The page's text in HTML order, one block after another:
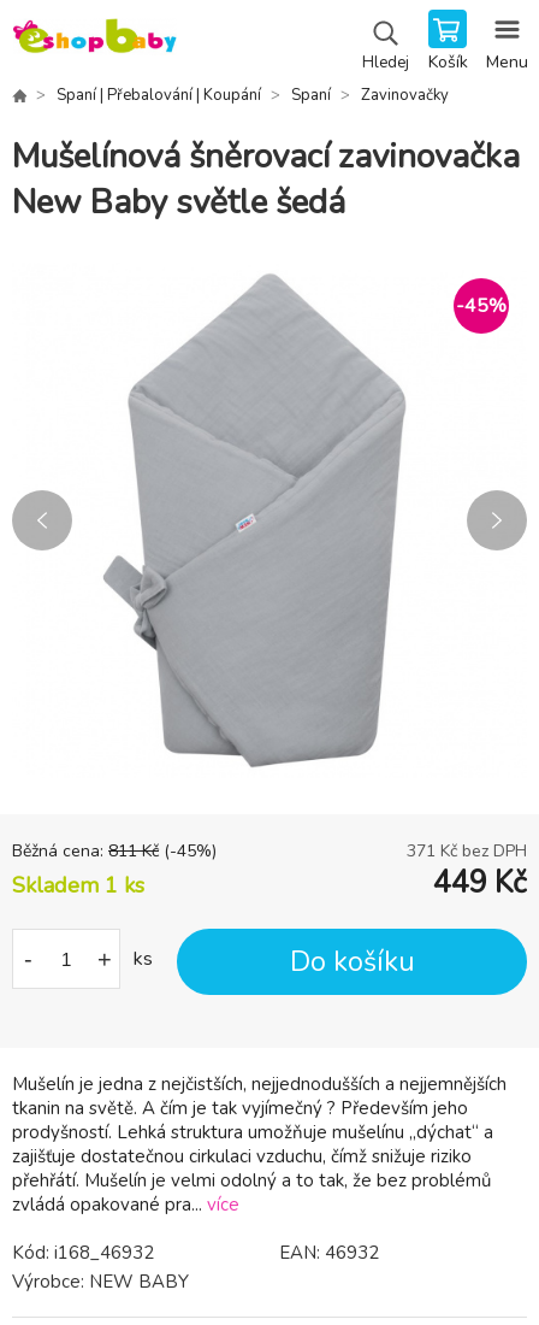
Hledej Košík Menu
Spaní | Přebalování | Koupání Spaní Zavinovačky
Mušelínová šněrovací zavinovačka
New Baby světle šedá
-45%
Mušelín je jedna z nejčistších, nejjednodušších a nejjemnějších
tkanin na světě. A čím je tak vyjímečný ? Především jeho
prodyšností. Lehká struktura umožňuje mušelínu „dýchat“ a
zajišťuje dostatečnou cirkulaci vzduchu, čímž snižuje riziko
přehřátí. Mušelín je velmi odolný a to tak, že bez problémů
zvládá opakované pra... více
Běžná cena: 811 Kč (-45%) 371 Kč bez DPH
Skladem 1 ks 449 Kč
- + ks Do košíku
Kód: i168_46932 EAN: 46932
Výrobce: NEW BABY